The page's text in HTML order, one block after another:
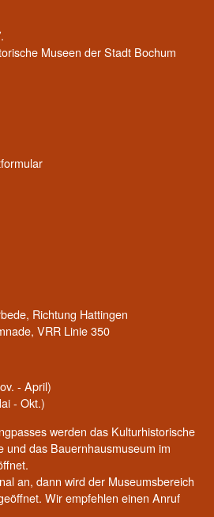
Museen der Stadt Bochum
Richtung Hattingen
VRR Linie 350
- April)
- Okt.)
werden das Kulturhistorische
und das Bauernhausmuseum im
an, dann wird der Museumsbereich
Wir empfehlen einen Anruf